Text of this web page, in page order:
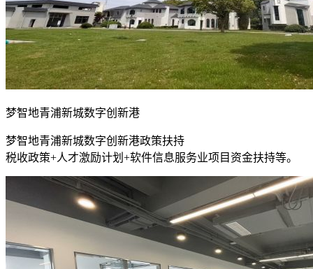
梦智地青浦新城数字创新港
梦智地青浦新城数字创新港政策扶持
税收政策+人才激励计划+软件信息服务业项目资金扶持等。